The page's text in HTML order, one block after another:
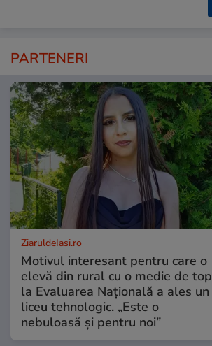
PARTENERI
ZiaruldeIasi.ro
Motivul interesant pentru care o
elevă din rural cu o medie de top
la Evaluarea Națională a ales un
liceu tehnologic. „Este o
nebuloasă și pentru noi”